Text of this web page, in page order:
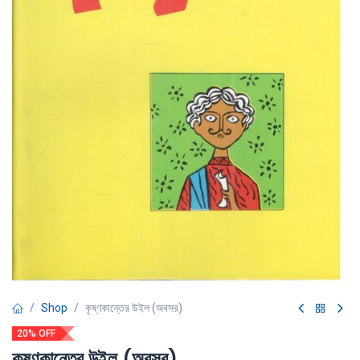
Shop কৃষ্ণকান্তের উইল (অবসর)
20% OFF